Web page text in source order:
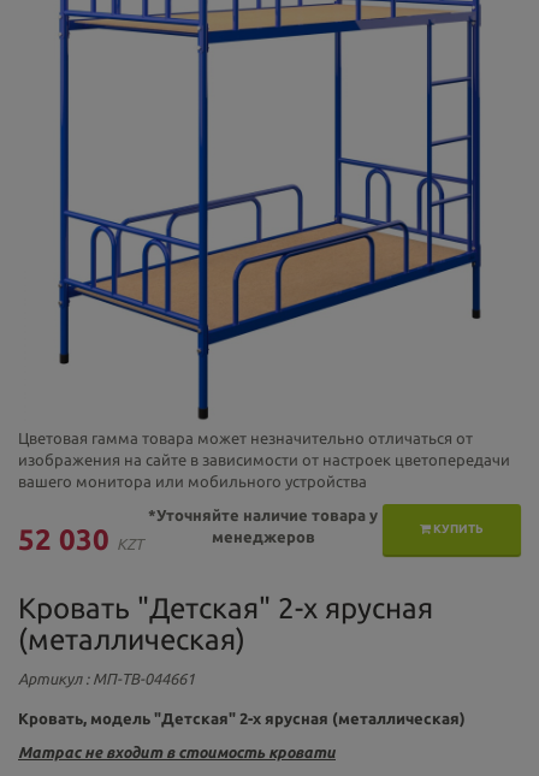
Цветовая гамма товара может незначительно отличаться от
изображения на сайте в зависимости от настроек цветопередачи
вашего монитора или мобильного устройства
52 030 KZT
КУПИТЬ
*Уточняйте наличие товара у
менеджеров
Кровать "Детская" 2-х ярусная
(металлическая)
Артикул: МП-ТВ-044661
Кровать, модель "Детская" 2-х ярусная (металлическая)
Матрас не входит в стоимость кровати